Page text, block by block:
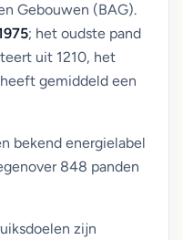
Gebouwen (BAG).
; het oudste pand
uit 1210, het
gemiddeld een
bekend energielabel
848 panden
zijn